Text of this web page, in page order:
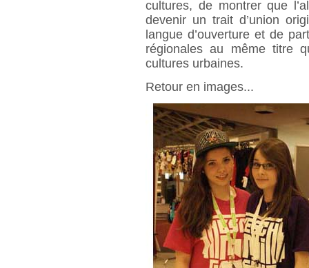
cultures, de montrer que
devenir un trait d’union
langue d’ouverture et de
régionales au même titre
cultures urbaines.
Retour en images...